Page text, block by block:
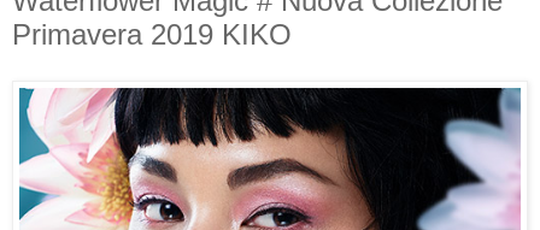
Primavera 2019 KIKO